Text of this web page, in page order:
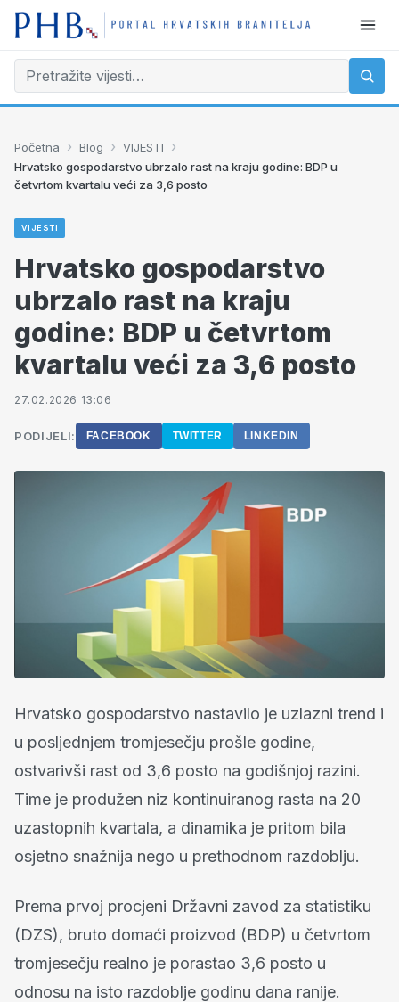
Početna › Blog › VIJESTI ›
Hrvatsko gospodarstvo ubrzalo rast na kraju godine: BDP u
četvrtom kvartalu veći za 3,6 posto
VIJESTI
Hrvatsko gospodarstvo
ubrzalo rast na kraju
godine: BDP u četvrtom
kvartalu veći za 3,6 posto
27.02.2026 13:06
PODIJELI: FACEBOOK TWITTER LINKEDIN
Hrvatsko gospodarstvo nastavilo je uzlazni trend i
u posljednjem tromjesečju prošle godine,
ostvarivši rast od 3,6 posto na godišnjoj razini.
Time je produžen niz kontinuiranog rasta na 20
uzastopnih kvartala, a dinamika je pritom bila
osjetno snažnija nego u prethodnom razdoblju.
Prema prvoj procjeni Državni zavod za statistiku
(DZS), bruto domaći proizvod (BDP) u četvrtom
tromjesečju realno je porastao 3,6 posto u
odnosu na isto razdoblje godinu dana ranije.